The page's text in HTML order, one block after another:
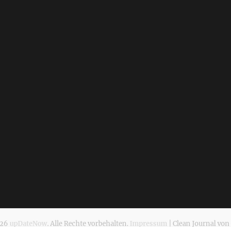
upDateNow. Alle Rechte vorbehalten. Impressum | Clean Journal von